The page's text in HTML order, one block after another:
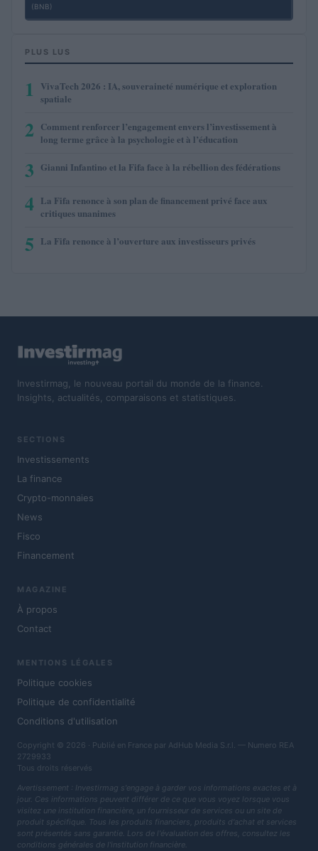
(BNB)
PLUS LUS
1
VivaTech 2026 : IA, souveraineté numérique et exploration
spatiale
2 Comment renforcer l’engagement envers l’investissement à
long terme grâce à la psychologie et à l’éducation
3 Gianni Infantino et la Fifa face à la rébellion des fédérations
4 La Fifa renonce à son plan de financement privé face aux
critiques unanimes
5 La Fifa renonce à l’ouverture aux investisseurs privés
Investirmag, le nouveau portail du monde de la finance.
Insights, actualités, comparaisons et statistiques.
SECTIONS
Investissements
La finance
Crypto-monnaies
News
Fisco
Financement
MAGAZINE
À propos
Contact
MENTIONS LÉGALES
Politique cookies
Politique de confidentialité
Conditions d'utilisation
Copyright © 2026 · Publié en France par AdHub Media S.r.l. — Numero REA
2729933
Tous droits réservés
Avertissement : Investirmag s'engage à garder vos informations exactes et à
jour. Ces informations peuvent différer de ce que vous voyez lorsque vous
visitez une institution financière, un fournisseur de services ou un site de
produit spécifique. Tous les produits financiers, produits d'achat et services
sont présentés sans garantie. Lors de l'évaluation des offres, consultez les
conditions générales de l'institution financière.